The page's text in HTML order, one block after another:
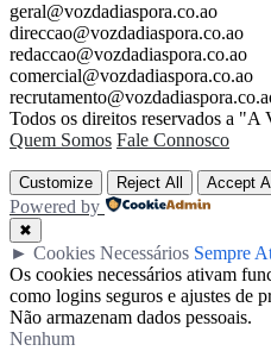
geral@vozdadiaspora.co.ao
direccao@vozdadiaspora.co.ao
redaccao@vozdadiaspora.co.ao
comercial@vozdadiaspora.co.ao
Todos os direitos reservados a "A
Quem Somos Fale Connosco
Customize Reject All Accept All
Powered by
✖
► Cookies Necessários Sempre
Os cookies necessários ativam
como logins seguros e ajustes de
Não armazenam dados pessoais.
Nenhum